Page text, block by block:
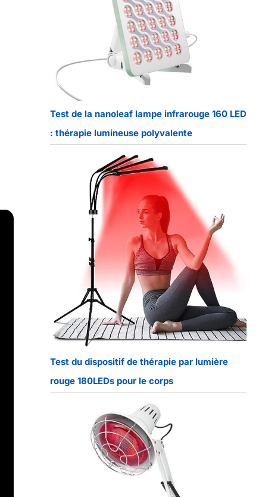
Test de la nanoleaf lampe infrarouge 160 LED
: thérapie lumineuse polyvalente
Test du dispositif de thérapie par lumière
rouge 180LEDs pour le corps